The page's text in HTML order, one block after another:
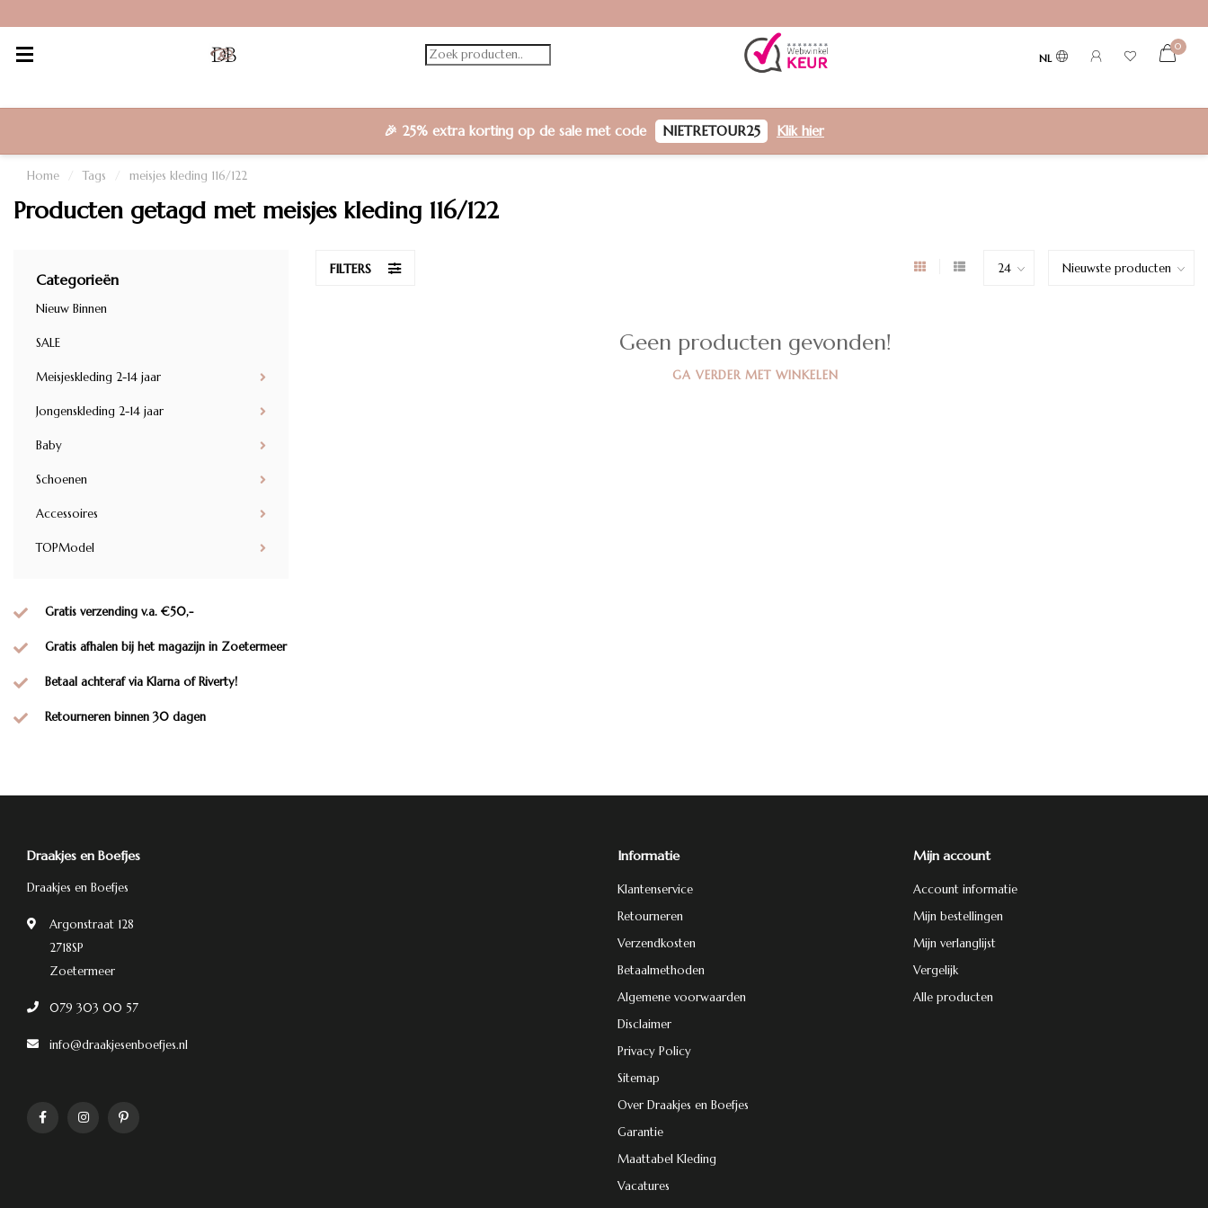
NL
0
🎉 25% extra korting op de sale met code NIETRETOUR25 Klik hier
Home / Tags / meisjes kleding 116/122
Producten getagd met meisjes kleding 116/122
Categorieën
Nieuw Binnen
SALE
Meisjeskleding 2-14 jaar
Jongenskleding 2-14 jaar
Baby
Schoenen
Accessoires
TOPModel
Gratis verzending v.a. €50,-
Gratis afhalen bij het magazijn in Zoetermeer
Betaal achteraf via Klarna of Riverty!
Retourneren binnen 30 dagen
FILTERS
Geen producten gevonden!
GA VERDER MET WINKELEN
Draakjes en Boefjes
Draakjes en Boefjes
Argonstraat 128
2718SP
Zoetermeer
079 303 00 57
info@draakjesenboefjes.nl
Informatie
Klantenservice
Retourneren
Verzendkosten
Betaalmethoden
Algemene voorwaarden
Disclaimer
Privacy Policy
Sitemap
Over Draakjes en Boefjes
Garantie
Maattabel Kleding
Vacatures
Mijn account
Account informatie
Mijn bestellingen
Mijn verlanglijst
Vergelijk
Alle producten